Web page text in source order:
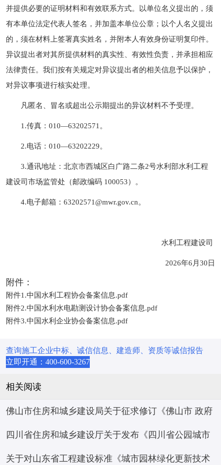
并提供必要的证明材料和有效联系方式。以单位名义提出的，须
有本单位法定代表人签名，并加盖本单位公章；以个人名义提出
的，须在材料上签署真实姓名，并附本人有效身份证明复印件。
异议提出者对其所提供材料的真实性、有效性负责，并承担相应
法律责任。我们按有关规定对异议提出者的相关信息予以保护，
对异议事项进行核实处理。
凡匿名、冒名或超出公示期提出的异议材料不予受理。
1.传真：010—63202571。
2.电话：010—63202229。
3.通讯地址：北京市西城区白广路二条2号水利部水利工程
建设司市场监管处（邮政编码 100053）。
4.电子邮箱：63202571@mwr.gov.cn。
水利工程建设司
2026年6月30日
附件：
附件1.中国水利工程协会备案信息.pdf
附件2.中国水利水电勘测设计协会备案信息.pdf
附件3.中国水利企业协会备案信息.pdf
查询施工企业中标、诚信信息、建造师、资质等诚信报告
立即开通：400-600-3267
相关阅读
佛山市住房和城乡建设局关于征求修订《佛山市 政府
投资房屋市政工程项目标后履约评价 管理办法（试
行）》意见的函
四川省住房和城乡建设厅关于发布《四川省公园城市
建设评价标准》等 10项四川省工程建设地方标准的通
关于对山东省工程建设标准《城市园林绿化更新技术